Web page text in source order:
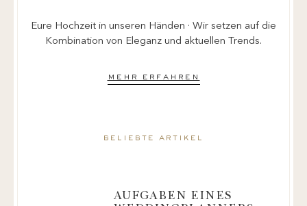
Eure Hochzeit in unseren Händen · Wir setzen auf die
Kombination von Eleganz und aktuellen Trends.
mehr erfahren
beliebte artikel
AUFGABEN EINES